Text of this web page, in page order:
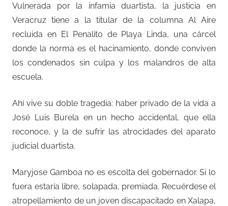
Vulnerada por la infamia duartista, la justicia en
Veracruz tiene a la titular de la columna Al Aire
recluida en El Penalito de Playa Linda, una cárcel
donde la norma es el hacinamiento, donde conviven
los condenados sin culpa y los malandros de alta
escuela.
Ahí vive su doble tragedia: haber privado de la vida a
José Luis Burela en un hecho accidental, que ella
reconoce, y la de sufrir las atrocidades del aparato
judicial duartista.
Maryjose Gamboa no es escolta del gobernador. Si lo
fuera estaría libre, solapada, premiada. Recuérdese el
atropellamiento de un joven discapacitado en Xalapa,